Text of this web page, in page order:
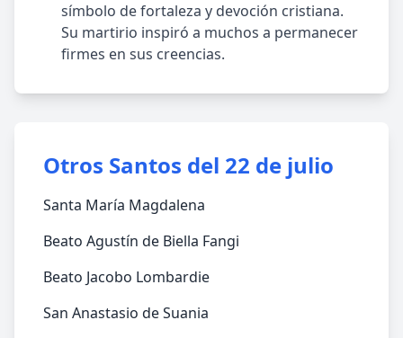
símbolo de fortaleza y devoción cristiana.
Su martirio inspiró a muchos a permanecer
firmes en sus creencias.
Otros Santos del 22 de julio
Santa María Magdalena
Beato Agustín de Biella Fangi
Beato Jacobo Lombardie
San Anastasio de Suania